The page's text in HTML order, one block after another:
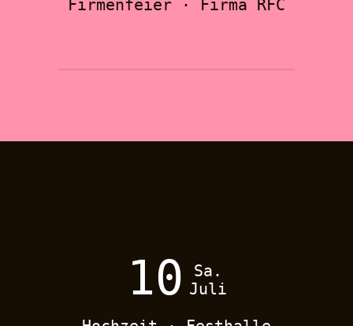
Firmenfeier · Firma RFC
10
Sa.
Juli